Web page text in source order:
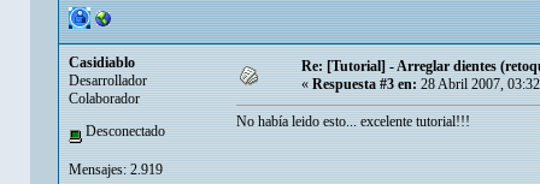
Casidiablo
Desarrollador
Colaborador
Desconectado
Mensajes: 2.919
Re: [Tutorial] - Arreglar dientes
« Respuesta #3 en: 28 Abril 2007,
No había leido esto... excelente tutorial!!!